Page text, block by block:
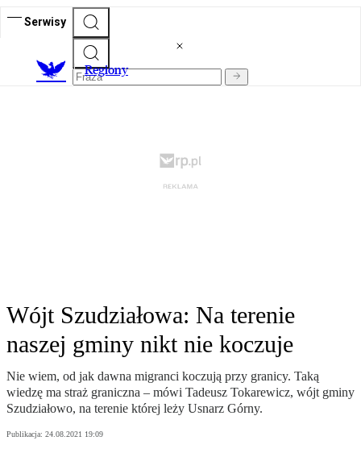
Serwisy
Regiony
Wójt Szudziałowa: Na terenie
naszej gminy nikt nie koczuje
Nie wiem, od jak dawna migranci koczują przy granicy. Taką
wiedzę ma straż graniczna – mówi Tadeusz Tokarewicz, wójt gminy
Szudziałowo, na terenie której leży Usnarz Górny.
Publikacja: 24.08.2021 19:09